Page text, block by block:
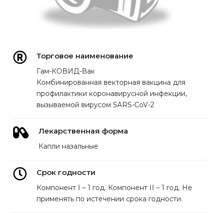
Торговое наименование
Гам-КОВИД-Вак
Комбинированная векторная вакцина для
профилактики коронавирусной инфекции,
вызываемой вирусом SARS-CoV-2
Лекарственная форма
Капли назальные
Срок годности
Компонент I – 1 год. Компонент II – 1 год. Не
применять по истечении срока годности.